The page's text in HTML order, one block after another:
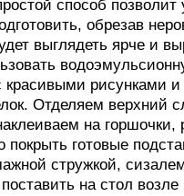
способ
обрезав
выглядеть ярче и
красивыми
Отделяем
на
покрыть готовые
стружкой,
на стол возле